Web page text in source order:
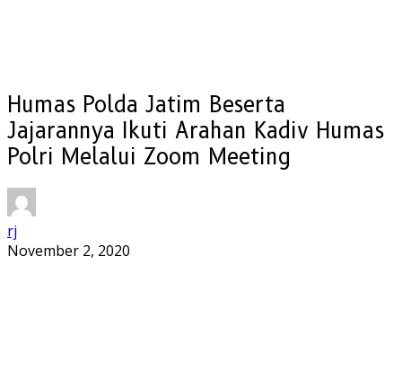
Humas Polda Jatim Beserta
Jajarannya Ikuti Arahan Kadiv Humas
Polri Melalui Zoom Meeting
rj
November 2, 2020